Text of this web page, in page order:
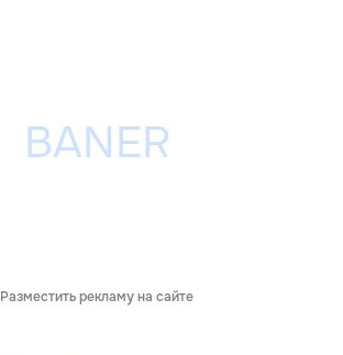
Разместить рекламу на сайте